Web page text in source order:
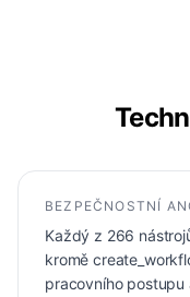
BEZPEČNOSTNÍ
Každý z 266
kromě
pracovního postupu